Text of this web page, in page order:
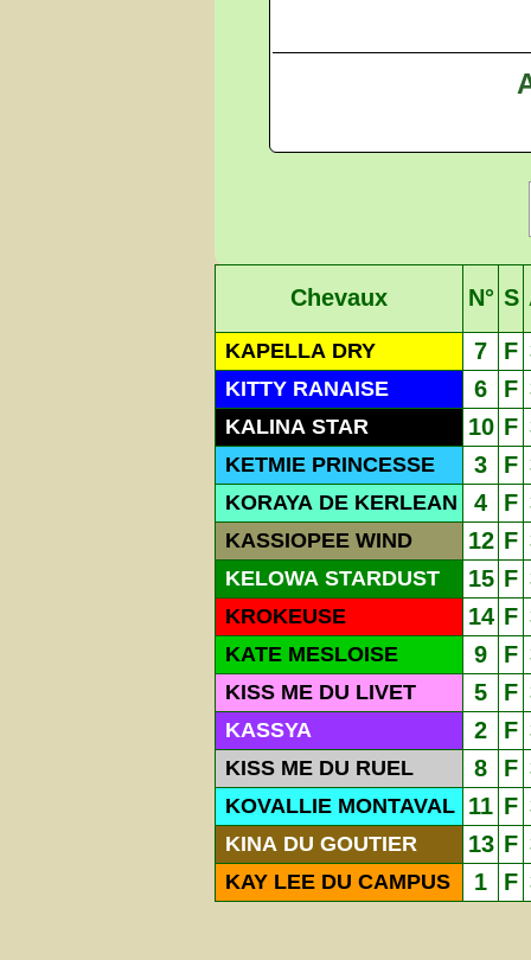
Chevaux N° S
KAPELLA DRY 7 F
KITTY RANAISE 6 F
KALINA STAR 10 F
KETMIE PRINCESSE 3 F
KORAYA DE KERLEAN 4 F
KASSIOPEE WIND 12 F
KELOWA STARDUST 15 F
KROKEUSE 14 F
KATE MESLOISE 9 F
KISS ME DU LIVET 5 F
KASSYA 2 F
KISS ME DU RUEL 8 F
KOVALLIE MONTAVAL 11 F
KINA DU GOUTIER 13 F
KAY LEE DU CAMPUS 1 F